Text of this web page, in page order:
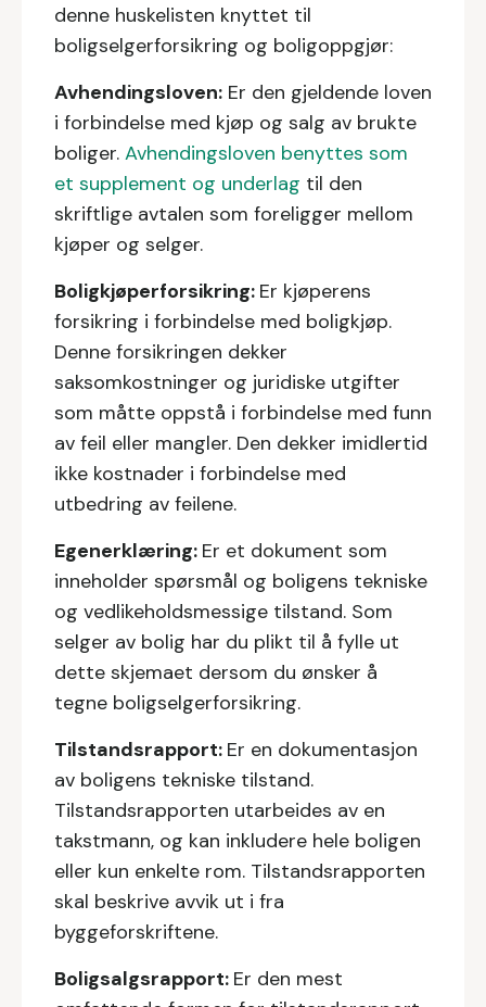
denne huskelisten knyttet til
boligselgerforsikring og boligoppgjør:
Avhendingsloven: Er den gjeldende loven
i forbindelse med kjøp og salg av brukte
boliger. Avhendingsloven benyttes som
et supplement og underlag til den
skriftlige avtalen som foreligger mellom
kjøper og selger.
Boligkjøperforsikring: Er kjøperens
forsikring i forbindelse med boligkjøp.
Denne forsikringen dekker
saksomkostninger og juridiske utgifter
som måtte oppstå i forbindelse med funn
av feil eller mangler. Den dekker imidlertid
ikke kostnader i forbindelse med
utbedring av feilene.
Egenerklæring: Er et dokument som
inneholder spørsmål og boligens tekniske
og vedlikeholdsmessige tilstand. Som
selger av bolig har du plikt til å fylle ut
dette skjemaet dersom du ønsker å
tegne boligselgerforsikring.
Tilstandsrapport: Er en dokumentasjon
av boligens tekniske tilstand.
Tilstandsrapporten utarbeides av en
takstmann, og kan inkludere hele boligen
eller kun enkelte rom. Tilstandsrapporten
skal beskrive avvik ut i fra
byggeforskriftene.
Boligsalgsrapport: Er den mest